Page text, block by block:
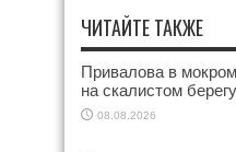
ЧИТАЙТЕ ТАКЖЕ
Привалова в
на скалистом
08.08.2026